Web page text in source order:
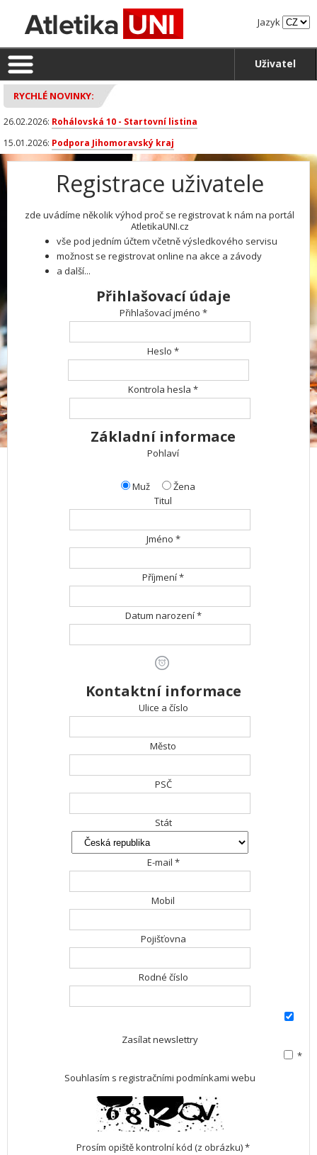
Jazyk
Uživatel
RYCHLÉ NOVINKY:
26.02.2026: Rohálovská 10 - Startovní listina
15.01.2026: Podpora Jihomoravský kraj
Registrace uživatele
zde uvádíme několik výhod proč se registrovat k nám na portál
AtletikaUNI.cz
vše pod jedním účtem včetně výsledkového servisu
možnost se registrovat online na akce a závody
a další...
Přihlašovací údaje
Přihlašovací jméno *
Heslo *
Kontrola hesla *
Základní informace
Pohlaví
Muž
Žena
Titul
Jméno *
Příjmení *
Datum narození *
Kontaktní informace
Ulice a číslo
Město
PSČ
Stát
E-mail *
Mobil
Pojišťovna
Rodné číslo
Zasílat newslettry
*
Souhlasím s registračními podmínkami webu
Prosím opiště kontrolní kód (z obrázku) *